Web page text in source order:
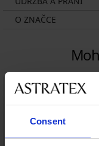
Consent
O ZNAČCE